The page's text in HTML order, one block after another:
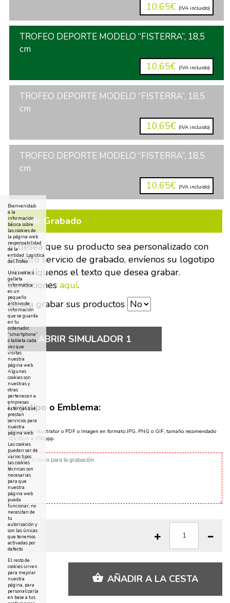
10,65€ (IVA incluido)
TROFEO DEPORTE MODELO “FISTERRA”, 18,5
cm
10,65€ (IVA incluido)
TROFEO DEPORTE MODELO “FISTERRA”, 18,5
cm
10,65€ (IVA incluido)
TROFEO DEPORTE MODELO “FISTERRA”, 18,5
cm
10,65€ (IVA incluido)
Añadir Grabado
Si desea que su producto sea personalizado con
nuestro servicio de grabado, envíenos su logotipo
y/o indíquenos el texto que desea grabar.
Condiciones aquí.
Desea grabar sus productos
ABRIR SIMULADOR 1
Logotipo o Emblema:
Documento Illustrator o PDF o Imagen en formato JPG, PNG o GIF, tamaño recomendado
10x10cm a 150ppp.
AÑADIR A LA CESTA
Bienvenida/o
a la
información
básica sobre
las cookies de
la página web
responsabilidad
de la
entidad: Logistica
del Trofeo
Una cookie o
galleta
informática
es un
pequeño
archivo de
información
que se guarda
en tu
ordenador,
“smartphone”
o tableta cada
vez que
visitas
nuestra
página web.
Algunas
cookies son
nuestras y
otras
pertenecen a
empresas
externas que
prestan
servicios para
nuestra
página web.
Las cookies
pueden ser de
varios tipos:
las cookies
técnicas son
necesarias
para que
nuestra
página web
pueda
funcionar, no
necesitan de
tu
autorización y
son las únicas
que tenemos
activadas por
defecto.
El resto de
cookies sirven
para mejorar
nuestra
página, para
personalizarla
en base a tus